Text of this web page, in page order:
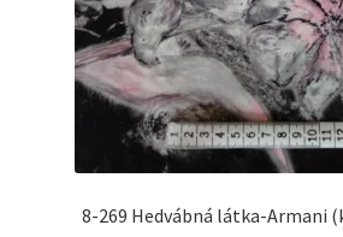
8-269 Hedvábná látka-Armani